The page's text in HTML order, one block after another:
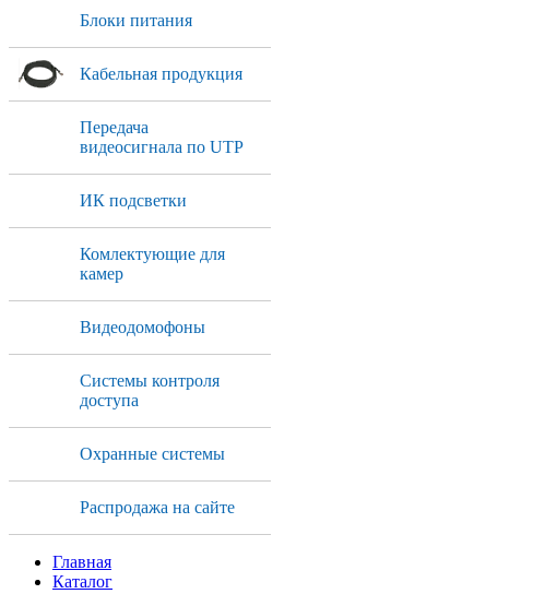
Блоки питания
Кабельная продукция
Передача
видеосигнала по UTP
ИК подсветки
Комлектующие для
камер
Видеодомофоны
Системы контроля
доступа
Охранные системы
Распродажа на сайте
Главная
Каталог